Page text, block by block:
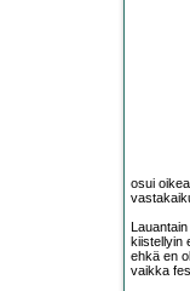
osui
kiistellyin
ehkä en
vaikka